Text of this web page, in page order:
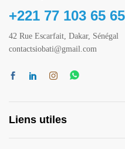
+221 77 103 65 65
42 Rue Escarfait, Dakar, Sénégal
contactsiobati@gmail.com
Liens utiles